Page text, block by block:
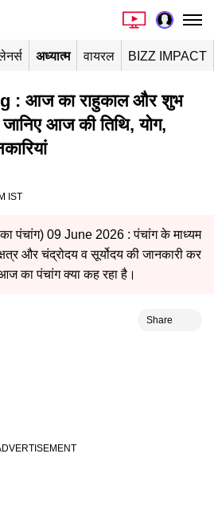
अध्यात्म वायरल BIZZ IMPACT
: आज का राहुकाल और शुभ
आज की तिथि, योग,
IST
पंचांग) 09 June 2026 : पंचांग के माध्यम
और चंद्रोदय व सूर्योदय की जानकारी कर
का पंचांग क्या कह रहा है।
Share